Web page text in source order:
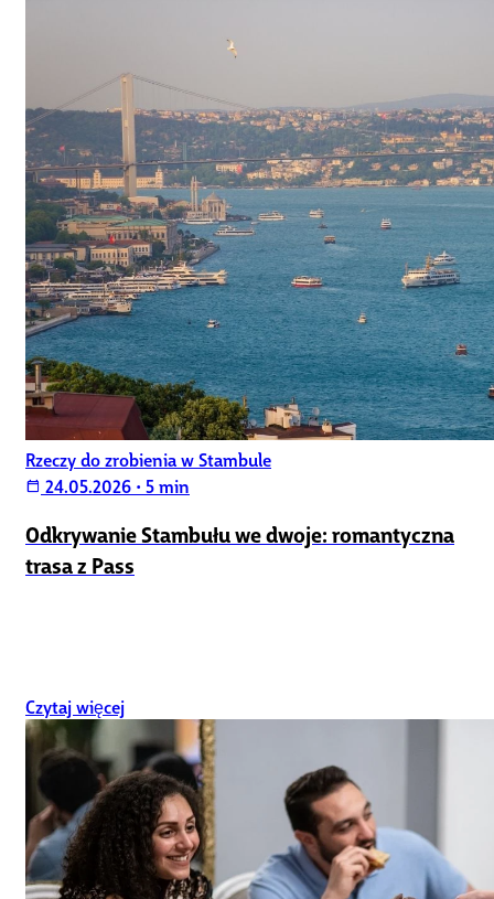
Rzeczy do zrobienia w Stambule
calendar_today 24.05.2026 • 5 min
Odkrywanie Stambułu we dwoje: romantyczna
trasa z Pass
Czytaj więcej